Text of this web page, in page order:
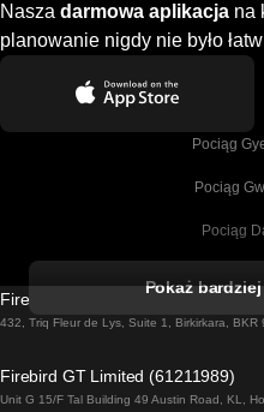
Nasza darmowa aplikacja na
planowanie nigdy nie było
Pociąg
Pociąg
Pociąg
Pociąg
Pociąg
Pokaż
Firebird GT Limited (OC 1451)
432, Triq Fleur de Lys, Suite 1, Birkirkara, BKR
Firebird GT Limited (61211989)
Unit G 15/F Tal Building 49 Austin Road, KL,